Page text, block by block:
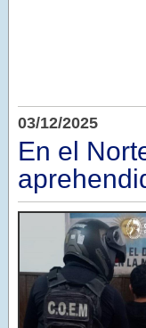
03/12/2025
En el